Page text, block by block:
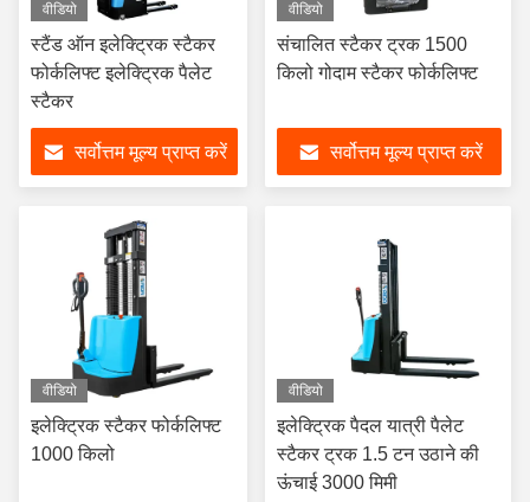
वीडियो
स्टैंड ऑन इलेक्ट्रिक स्टैकर
फोर्कलिफ्ट इलेक्ट्रिक पैलेट
स्टैकर
सर्वोत्तम मूल्य प्राप्त करें
वीडियो
संचालित स्टैकर ट्रक 1500
किलो गोदाम स्टैकर फोर्कलिफ्ट
सर्वोत्तम मूल्य प्राप्त करें
वीडियो
इलेक्ट्रिक स्टैकर फोर्कलिफ्ट
1000 किलो
वीडियो
इलेक्ट्रिक पैदल यात्री पैलेट
स्टैकर ट्रक 1.5 टन उठाने की
ऊंचाई 3000 मिमी